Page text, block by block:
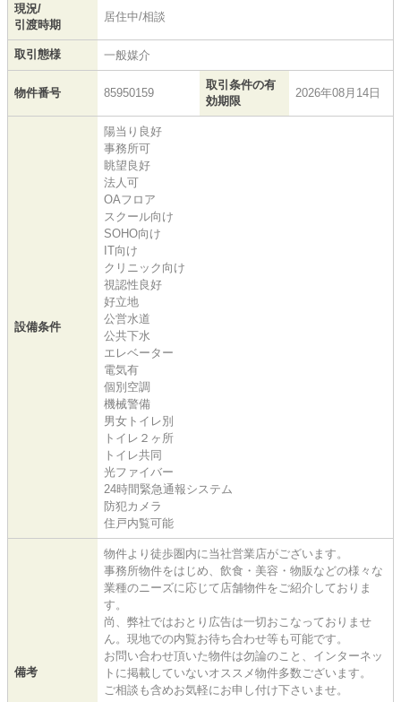
現況/
引渡時期
居住中/相談
取引態様 一般媒介
物件番号 85950159
取引条件の有
効期限
2026年08月14日
設備条件
陽当り良好
事務所可
眺望良好
法人可
OAフロア
スクール向け
SOHO向け
IT向け
クリニック向け
視認性良好
好立地
公営水道
公共下水
エレベーター
電気有
個別空調
機械警備
男女トイレ別
トイレ２ヶ所
トイレ共同
光ファイバー
24時間緊急通報システム
防犯カメラ
住戸内覧可能
備考
物件より徒歩圏内に当社営業店がございます。
事務所物件をはじめ、飲食・美容・物販などの様々な
業種のニーズに応じて店舗物件をご紹介しておりま
す。
尚、弊社ではおとり広告は一切おこなっておりませ
ん。現地での内覧お待ち合わせ等も可能です。
お問い合わせ頂いた物件は勿論のこと、インターネッ
トに掲載していないオススメ物件多数ございます。
ご相談も含めお気軽にお申し付け下さいませ。